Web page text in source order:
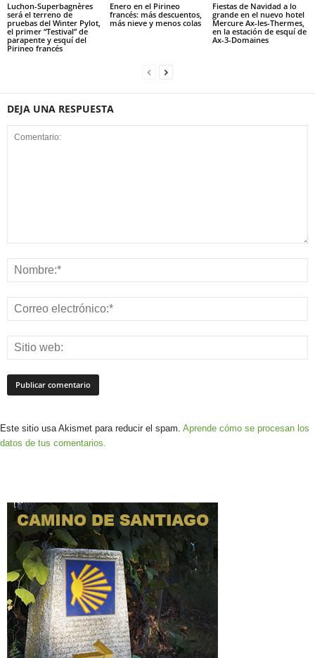
Luchon-Superbagnères
será el terreno de
pruebas del Winter Pylot,
el primer “Testival” de
parapente y esquí del
Pirineo francés
Enero en el Pirineo
francés: más descuentos,
más nieve y menos colas
Fiestas de Navidad a lo
grande en el nuevo hotel
Mercure Ax-les-Thermes,
en la estación de esquí de
Ax-3-Domaines
DEJA UNA RESPUESTA
Este sitio usa Akismet para reducir el spam. Aprende cómo se procesan los
datos de tus comentarios.